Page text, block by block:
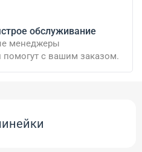
обслуживание
менеджеры
помогут с вашим заказом.